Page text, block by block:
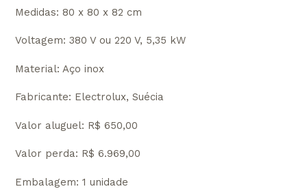
Medidas: 80 x 80 x 82 cm
Voltagem: 380 V ou 220 V, 5,35 kW
Material: Aço inox
Fabricante: Electrolux, Suécia
Valor aluguel: R$ 650,00
Valor perda: R$ 6.969,00
Embalagem: 1 unidade